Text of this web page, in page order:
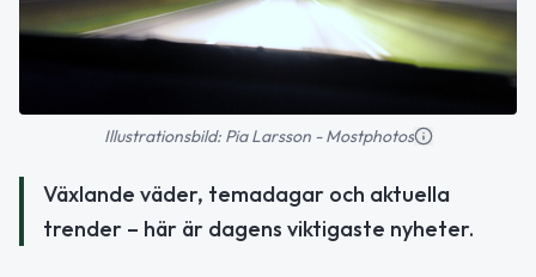
Illustrationsbild: Pia Larsson - Mostphotos
Växlande väder, temadagar och aktuella
trender – här är dagens viktigaste nyheter.